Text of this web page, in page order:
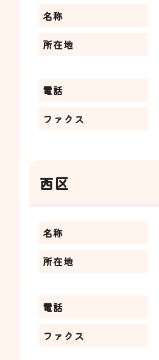
名称
所在地
電話
ファクス
西区
名称
所在地
電話
ファクス